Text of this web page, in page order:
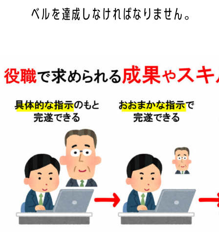
ベルを達成しなければなりません。